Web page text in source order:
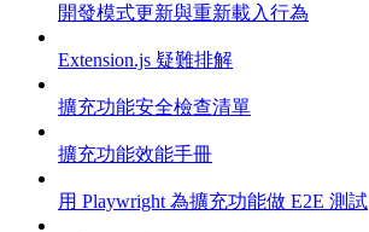
開發模式更新與重新載入行為
Extension.js 疑難排解
擴充功能安全檢查清單
擴充功能效能手冊
用 Playwright 為擴充功能做 E2E 測試